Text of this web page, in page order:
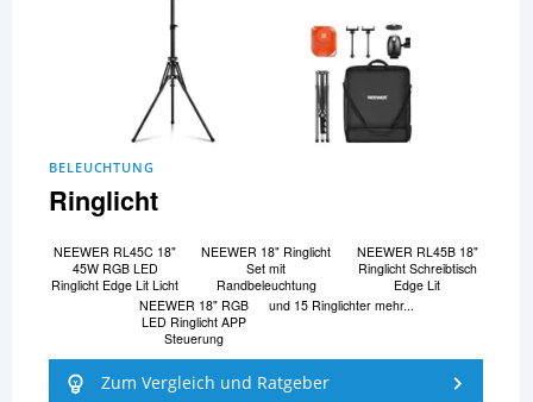
BELEUCHTUNG
Ringlicht
NEEWER RL45C 18"
45W RGB LED
Ringlicht Edge Lit Licht
NEEWER 18" Ringlicht
Set mit
Randbeleuchtung
NEEWER RL45B 18"
Ringlicht Schreibtisch
Edge Lit
NEEWER 18" RGB
LED Ringlicht APP
Steuerung
und 15 Ringlichter mehr...
Zum Vergleich und Ratgeber